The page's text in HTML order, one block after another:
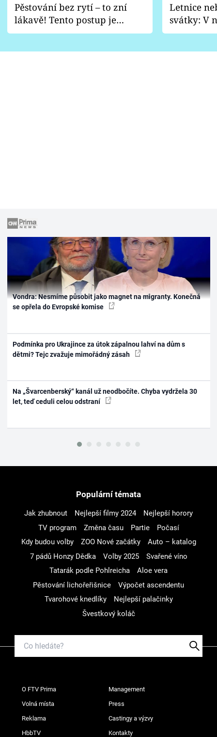
Pěstování bez rytí – to zní
lákavě! Tento postup je
vhodný jen pro některé
Letnice
svátky: V
pondělí
Vondra: Nesmíme působit jako magnet na migranty. Konečná
se opřela do Evropské komise
Podmínka pro Ukrajince za útok zápalnou lahví na dům s
dětmi? Tejc zvažuje mimořádný zásah
Na „Švarcenberský“ kanál už neodbočíte. Chyba vydržela 30
let, teď ceduli celou odstraní
Populární témata
Jak zhubnout Nejlepší filmy 2024
Nejlepší horory
TV program
Změna času Partie
Počasí
Kdy budou volby
ZOO Nové začátky
Auto – katalog
7 pádů Honzy Dědka
Volby 2025
Svařené víno
Tatarák podle Pohlreicha
Aloe vera
Pěstování lichořeřišnice
Výpočet ascendentu
Tvarohové knedlíky
Nejlepší palačinky
Švestkový koláč
O FTV Prima Management
Volná místa Press
Reklama Castingy a výzvy
HbbTV Kontakty